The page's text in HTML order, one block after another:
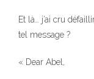
Et là… j’ai cru
tel message ?
« Dear Abel,